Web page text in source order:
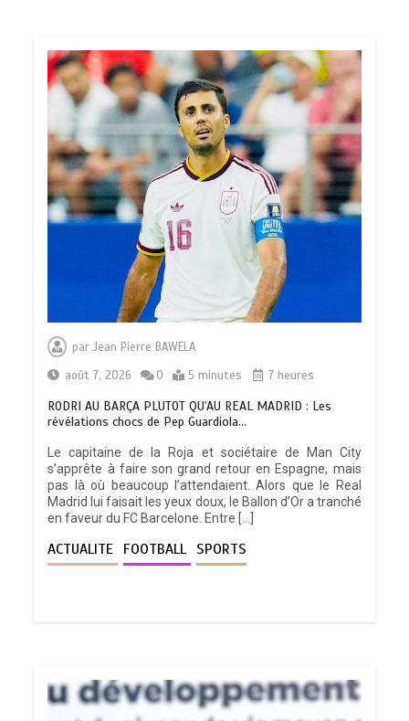
parJean Pierre BAWELA
août 7, 2026
0 5 minutes 7 heures
RODRI AU BARÇA PLUTOT QU’AU REAL MADRID : Les
révélations chocs de Pep Guardiola…
Le capitaine de la Roja et sociétaire de Man City
s’apprête à faire son grand retour en Espagne, mais
pas là où beaucoup l’attendaient. Alors que le Real
Madrid lui faisait les yeux doux, le Ballon d’Or a tranché
en faveur du FC Barcelone. Entre […]
ACTUALITE FOOTBALL SPORTS